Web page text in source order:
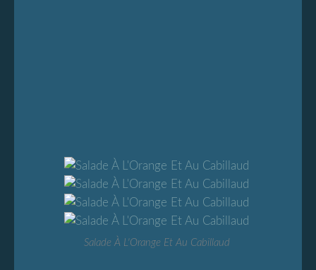
Salade À L'Orange Et Au Cabillaud